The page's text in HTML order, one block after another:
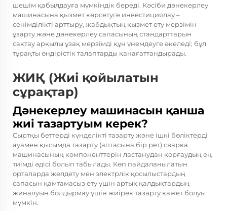
шешім қабылдауға мүмкіндік береді. Кәсіби дәнекерлеу
машинасына қызмет көрсетуге инвестициялау –
сенімділікті арттыру, жабдықтың қызмет ету мерзімін
ұзарту және дәнекерлеу сапасының стандарттарын
сақтау арқылы ұзақ мерзімді құн үнемдеуге әкеледі; бұл
тұрақты өндірістік талаптарды қанағаттандырады.
ЖИҚ (Жиі қойылатын
сұрақтар)
Дәнекерлеу машинасын қанша
жиі тазартуым керек?
Сыртқы беттерді күнделікті тазарту және ішкі бөліктерді
ауамен қысымда тазарту (аптасына бір рет) сварка
машинасының компоненттерін ластанудан қорғаудың ең
тиімді әдісі болып табылады. Көп пайдаланылатын
орталарда желдету мен электрлік қосылыстардың
сапасын қамтамасыз ету үшін артық қалдықтардың
жиналуын болдырмау үшін жиірек тазарту қажет болуы
мүмкін.